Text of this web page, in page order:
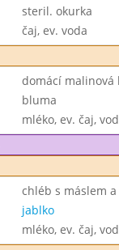
steril. okurka
čaj, ev. voda
domácí
bluma
mléko, ev. čaj,
chléb s máslem
jablko
mléko, ev. čaj,